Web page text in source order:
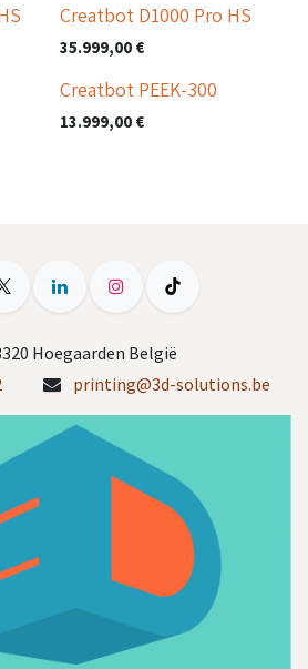
Nieuw!
Creatbot D1000 Pro HS
35.999,00€
Creatbot PEEK-300
13.999,00€
Hoegaarden België
printing@3d-solutions.be